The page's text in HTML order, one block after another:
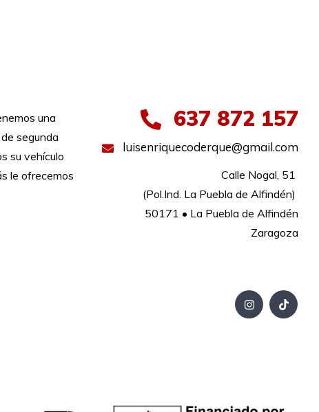
una
segunda
su vehículo
le ofrecemos
637 872 157
luisenriquecoderque@gmail.com
Calle Nogal, 51
(Pol.Ind. La Puebla de Alfindén)
50171 • La Puebla de Alfindén
Zaragoza